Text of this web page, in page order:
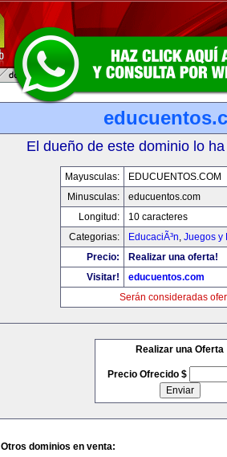
El dueño de este dominio lo
Mayusculas:
EDUCUENTOS.COM
Minusculas:
educuentos.com
Longitud:
10 caracteres
Categorias:
EducaciÃ³n, Juegos y
Precio:
Realizar una oferta!
Visitar!
educuentos.com
Serán consideradas
Realizar una Oferta
Precio Ofrecido $
Otros dominios en venta: